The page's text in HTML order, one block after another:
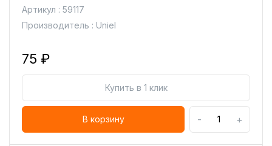
Артикул : 59117
Производитель : Uniel
75 ₽
Купить в 1 клик
В корзину - +